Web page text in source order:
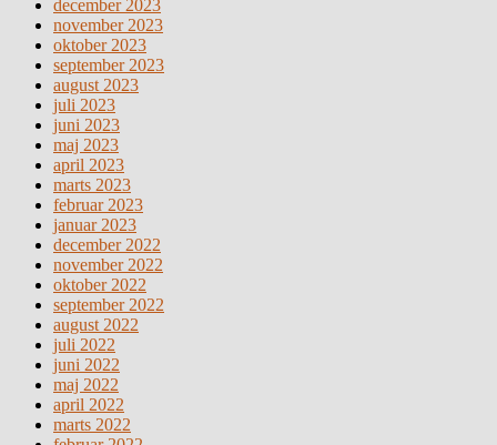
december 2023
november 2023
oktober 2023
september 2023
august 2023
juli 2023
juni 2023
maj 2023
april 2023
marts 2023
februar 2023
januar 2023
december 2022
november 2022
oktober 2022
september 2022
august 2022
juli 2022
juni 2022
maj 2022
april 2022
marts 2022